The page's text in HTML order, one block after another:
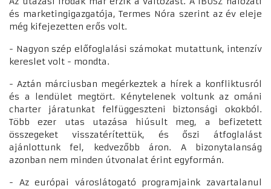
és marketingigazgatója, Termes Nóra szerint az év eleje
még kifejezetten erős volt.
- Nagyon szép előfoglalási számokat mutattunk, intenzív
kereslet volt - mondta.
- Aztán márciusban megérkeztek a hírek a konfliktusról
és a lendület megtört. Kénytelenek voltunk az ománi
charter járatunkat felfüggeszteni biztonsági okokból.
Több ezer utas utazása hiúsult meg, a befizetett
összegeket visszatérítettük, és őszi átfoglalást
ajánlottunk fel, kedvezőbb áron. A bizonytalanság
azonban nem minden útvonalat érint egyformán.
- Az európai városlátogató programjaink zavartalanul